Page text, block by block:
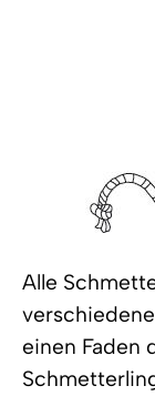
Alle
einen Faden